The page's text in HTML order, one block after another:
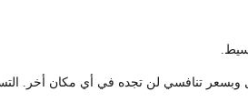
وبسعر تنافسي لن تجده في أي مكان أخر.